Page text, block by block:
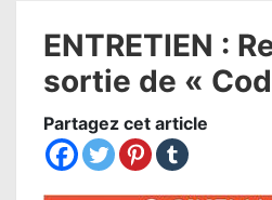
ENTRETIEN :
sortie de «
Partagez cet article